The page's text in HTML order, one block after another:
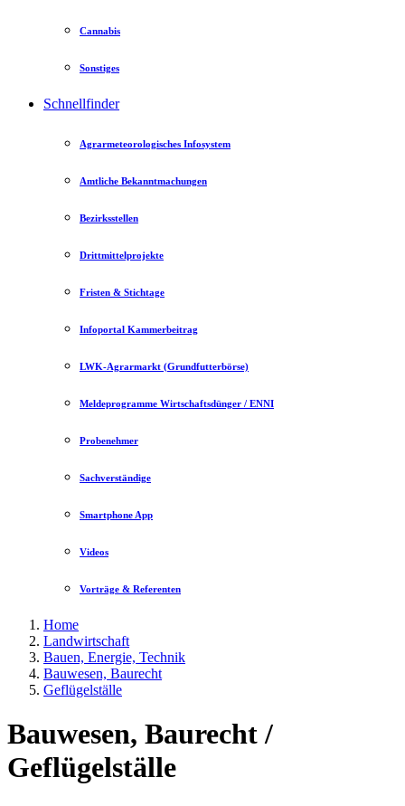
Cannabis
Sonstiges
Schnellfinder
Agrarmeteorologisches Infosystem
Amtliche Bekanntmachungen
Bezirksstellen
Drittmittelprojekte
Fristen & Stichtage
Infoportal Kammerbeitrag
LWK-Agrarmarkt (Grundfutterbörse)
Meldeprogramme Wirtschaftsdünger / ENNI
Probenehmer
Sachverständige
Smartphone App
Videos
Vorträge & Referenten
Home
Landwirtschaft
Bauen, Energie, Technik
Bauwesen, Baurecht
Geflügelställe
Bauwesen, Baurecht /
Geflügelställe